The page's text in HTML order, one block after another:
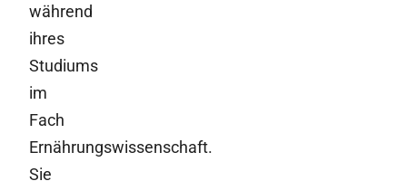
während
ihres
Studiums
im
Fach
Ernährungswissenschaft.
Sie